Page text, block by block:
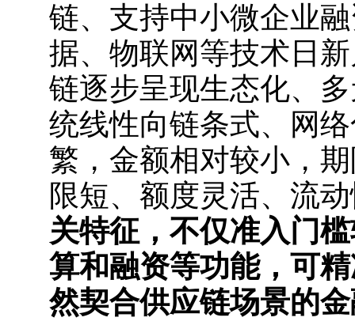
链、支持中小微企业
据、物联网等技术日
链逐步呈现生态化、
统线性向链条式、网
繁，金额相对较小，
限短、额度灵活、流
关特征，不仅准入门
算和融资等功能，可
然契合供应链场景的